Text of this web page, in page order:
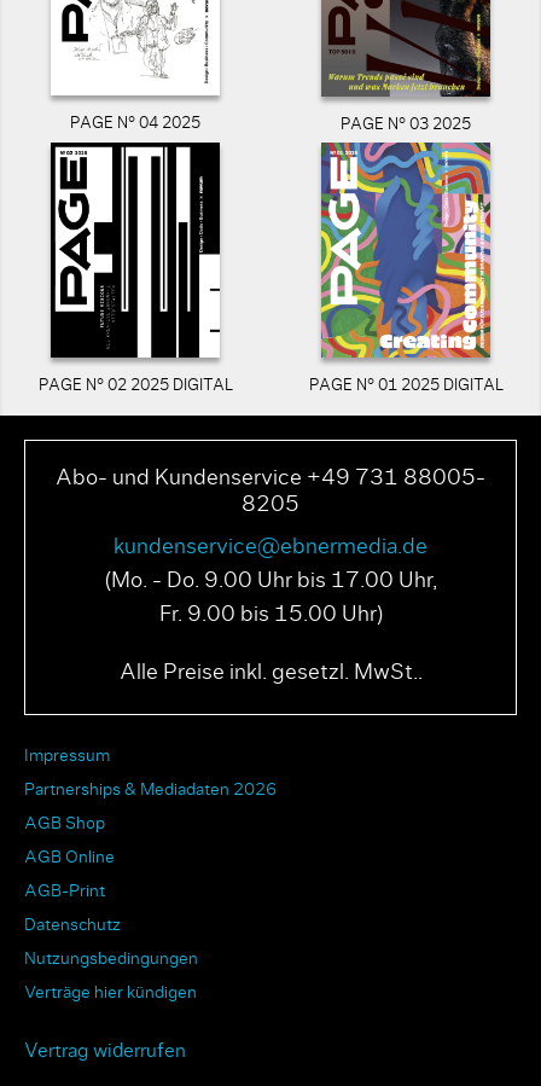
PAGE N° 04 2025 PAGE N° 03 2025
PAGE N° 02 2025 DIGITAL PAGE N° 01 2025 DIGITAL
Abo- und Kundenservice +49 731 88005-
8205
kundenservice@ebnermedia.de
(Mo. - Do. 9.00 Uhr bis 17.00 Uhr,
Fr. 9.00 bis 15.00 Uhr)
Alle Preise inkl. gesetzl. MwSt..
Impressum
Partnerships & Mediadaten 2026
AGB Shop
AGB Online
AGB-Print
Datenschutz
Nutzungsbedingungen
Verträge hier kündigen
Vertrag widerrufen